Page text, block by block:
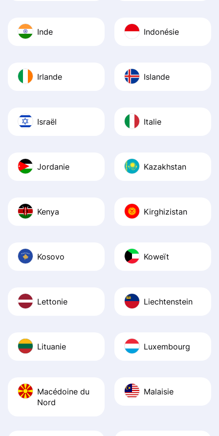
Inde Indonésie
Irlande Islande
Israël Italie
Jordanie Kazakhstan
Kenya Kirghizistan
Kosovo Koweït
Lettonie Liechtenstein
Lituanie Luxembourg
Macédoine du
Nord
Malaisie